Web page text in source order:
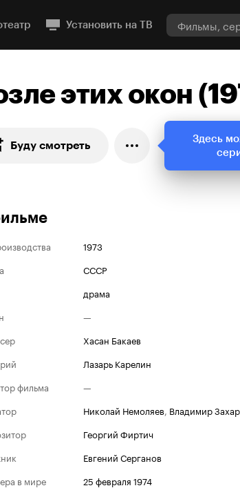
Установить на ТВ
этих окон
Буду смотреть
1973
СССР
драма
—
Хасан Бакаев
Лазарь Карелин
фильма
—
Николай Немоляев, Владимир
Георгий Фиртич
Евгений Серганов
в мире
25 февраля 1974
Здесь